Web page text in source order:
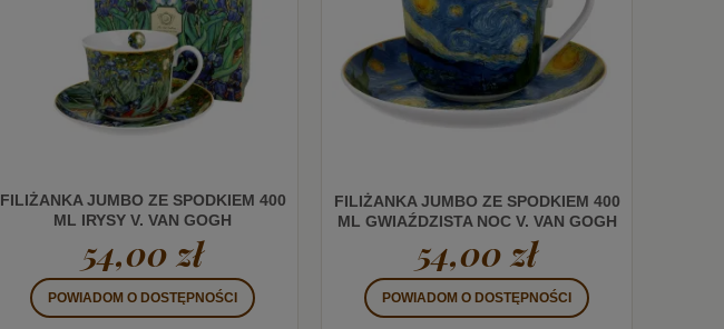
FILIŻANKA JUMBO ZE SPODKIEM 400
ML IRYSY V. VAN GOGH
54,00 zł
POWIADOM O DOSTĘPNOŚCI
FILIŻANKA JUMBO ZE SPODKIEM 400
ML GWIAŹDZISTA NOC V. VAN GOGH
54,00 zł
POWIADOM O DOSTĘPNOŚCI